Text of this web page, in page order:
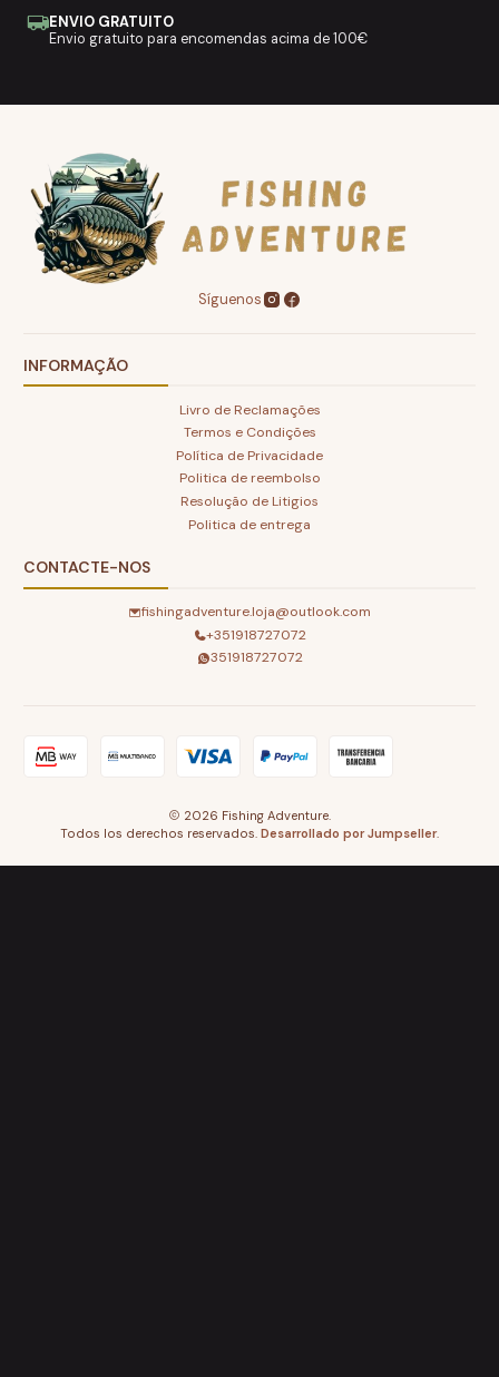
ENVIO GRATUITO
Envio gratuito para encomendas acima de 100€
Síguenos
INFORMAÇÃO
Livro de Reclamações
Termos e Condições
Política de Privacidade
Politica de reembolso
Resolução de Litigios
Politica de entrega
CONTACTE-NOS
fishingadventure.loja@outlook.com
+351918727072
351918727072
2026 Fishing Adventure.
Todos los derechos reservados. Desarrollado por Jumpseller.